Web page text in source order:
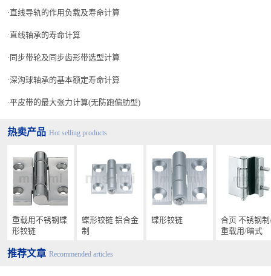
直线导轨的作用负载及寿命计算
直线轴承的寿命计算
同步带轮及同步齿形带选型计算
深沟球轴承的基本额定寿命计算
平皮带的最大张力计算(无防跑偏肋型)
热卖产品 Hot selling products
重载用不锈钢蝶
形铰链
蝶形铰链 铝合金
制
蝶形铰链
合页 不锈钢
重载用/暗式
推荐文章 Recommended articles